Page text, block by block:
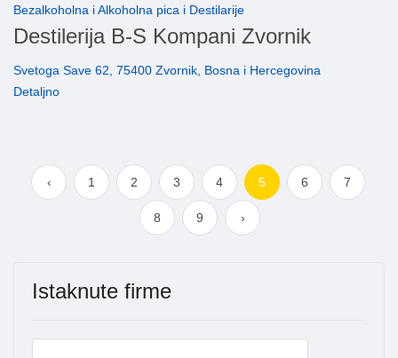
Bezalkoholna i Alkoholna pica i Destilarije
Destilerija B-S Kompani Zvornik
Svetoga Save 62, 75400 Zvornik, Bosna i Hercegovina
Detaljno
‹ 1 2 3 4 5 6 7
8 9 ›
Istaknute firme